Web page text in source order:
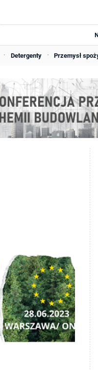
Detergenty Przemysł